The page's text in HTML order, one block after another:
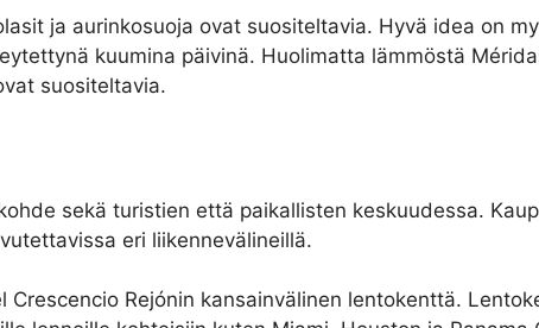
ja aurinkosuoja ovat suositeltavia. Hyvä idea on
kuumina päivinä. Huolimatta lämmöstä
suositeltavia.
sekä turistien että paikallisten keskuudessa.
eri liikennevälineillä.
Rejónin kansainvälinen lentokenttä.